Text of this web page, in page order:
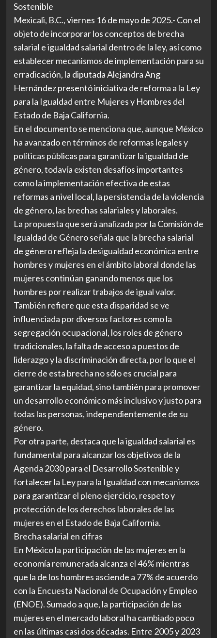
Sostenible
Mexicali, B.C., viernes 16 de mayo de 2025.- Con el
objeto de incorporar los conceptos de brecha
salarial e igualdad salarial dentro de la ley, así como
establecer mecanismos de implementación para su
erradicación, la diputada Alejandra Ang
Hernández presentó iniciativa de reforma a la Ley
para la Igualdad entre Mujeres y Hombres del
Estado de Baja California.
En el documento se menciona que, aunque México
ha avanzado en términos de reformas legales y
políticas públicas para garantizar la igualdad de
género, todavía existen desafíos importantes
como la implementación efectiva de estas
reformas a nivel local, la persistencia de la violencia
de género, las brechas salariales y laborales.
La propuesta que será analizada por la Comisión de
Igualdad de Género señala que la brecha salarial
de género refleja la desigualdad económica entre
hombres y mujeres en el ámbito laboral donde las
mujeres continúan ganando menos que los
hombres por realizar trabajos de igual valor.
También refiere que esta disparidad se ve
influenciada por diversos factores como la
segregación ocupacional, los roles de género
tradicionales, la falta de acceso a puestos de
liderazgo y la discriminación directa, por lo que el
cierre de esta brecha no sólo es crucial para
garantizar la equidad, sino también para promover
un desarrollo económico más inclusivo y justo para
todas las personas, independientemente de su
género.
Por otra parte, destaca que la igualdad salarial es
fundamental para alcanzar los objetivos de la
Agenda 2030 para el Desarrollo Sostenible y
fortalecer la Ley para la Igualdad con mecanismos
para garantizar el pleno ejercicio, respeto y
protección de los derechos laborales de las
mujeres en el Estado de Baja California.
Brecha salarial en cifras
En México la participación de las mujeres en la
economía remunerada alcanza el 46% mientras
que la de los hombres asciende a 77% de acuerdo
con la Encuesta Nacional de Ocupación y Empleo
(ENOE). Sumado a que, la participación de las
mujeres en el mercado laboral ha cambiado poco
en las últimas casi dos décadas. Entre 2005 y 2023